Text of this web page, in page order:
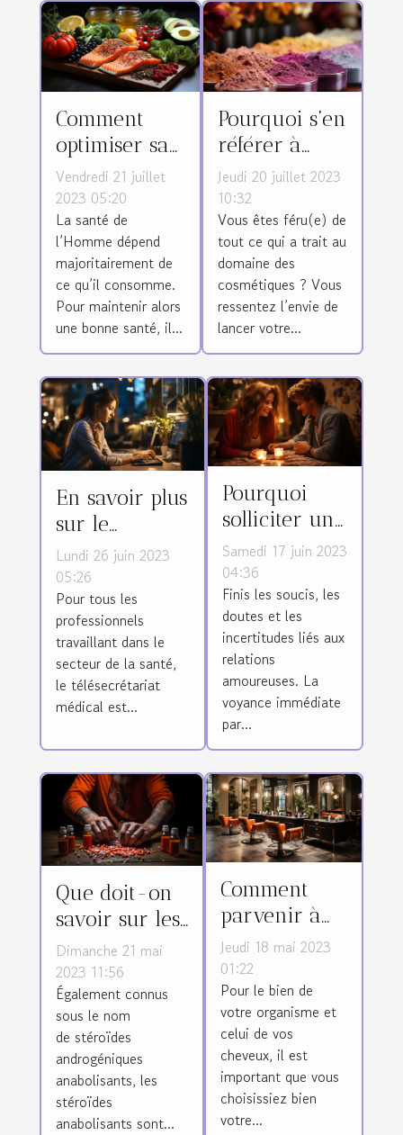
Comment
optimiser sa
santé avec
une
meilleure
alimentation
?
Vendredi 21 juillet
2023 05:20
La santé de
l’Homme dépend
majoritairement de
ce qu’il consomme.
Pour maintenir alors
une bonne santé, il...
Pourquoi s’en
référer à
ExportLine
pour la
fabrication
de produits
cosmétiques
?
Jeudi 20 juillet 2023
10:32
Vous êtes féru(e) de
tout ce qui a trait au
domaine des
cosmétiques ? Vous
ressentez l’envie de
lancer votre...
En savoir plus
sur le
télésecrétariat
et ses
avantages
Lundi 26 juin 2023
05:26
Pour tous les
professionnels
travaillant dans le
secteur de la santé,
le télésecrétariat
médical est...
Pourquoi
solliciter un
service de
voyance
immédiate
par tchat
pour ses
questions
d’amour ?
Samedi 17 juin 2023
04:36
Finis les soucis, les
doutes et les
incertitudes liés aux
relations
amoureuses. La
voyance immédiate
par...
Que doit-on
savoir sur les
stéroïdes
anabolisants ?
Dimanche 21 mai
2023 11:56
Également connus
sous le nom
de stéroïdes
androgéniques
anabolisants, les
stéroïdes
anabolisants sont...
Comment
parvenir à
bien choisir
son salon de
coiffure ?
Jeudi 18 mai 2023
01:22
Pour le bien de
votre organisme et
celui de vos
cheveux, il est
important que vous
choisissiez bien
votre...